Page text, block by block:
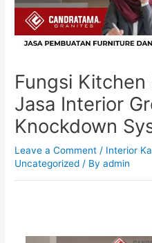
Fungsi Kitchen
Jasa Interior
Knockdown
Leave a Comment / Interior
Uncategorized / Byadmin